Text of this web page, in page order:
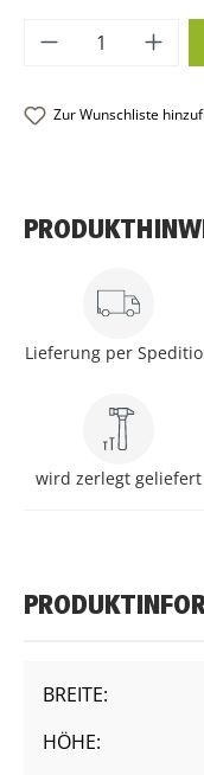
Produkt
Zur Wunschliste
Lieferung per
wird zerlegt geliefert
BREITE:
HÖHE: